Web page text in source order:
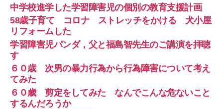
中学校進学した学習障害児の個別の教育支援計画
58歳子育て コロナ ストレッチをかける 犬小屋
リフォームした
学習障害児パンダ，父と福島智先生のご講演を拝聴
す
６０歳 次男の暴力行為から行為障害について考え
てみた
６０歳 剪定をしてみた なんでこんな危ないこと
するんだろうか